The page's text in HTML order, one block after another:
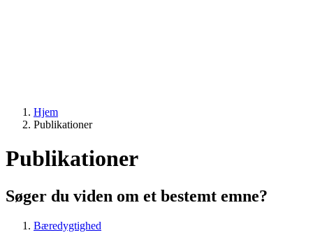
Hjem
Publikationer
Publikationer
Søger du viden om et bestemt emne?
Bæredygtighed